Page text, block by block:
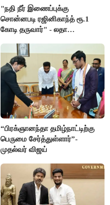
"நதி நீர் இணைப்புக்கு
சொன்னபடி ரஜினிகாந்த் ரூ.1
கோடி தருவார்" - லதா
“பிரக்ஞானந்தா தமிழ்நாட்டிற்கு
பெருமை சேர்த்துள்ளார்”-
முதல்வர் விஜய்